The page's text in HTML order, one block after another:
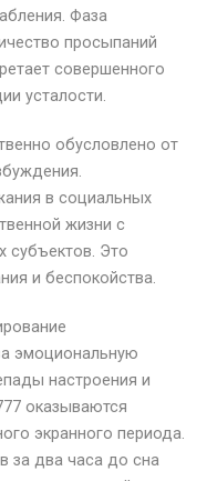
Фаза
просыпаний
совершенного
усталости.
обусловлено от
в социальных
жизни с
субъектов. Это
и беспокойства.
эмоциональную
настроения и
оказываются
экранного периода.
за два часа до сна